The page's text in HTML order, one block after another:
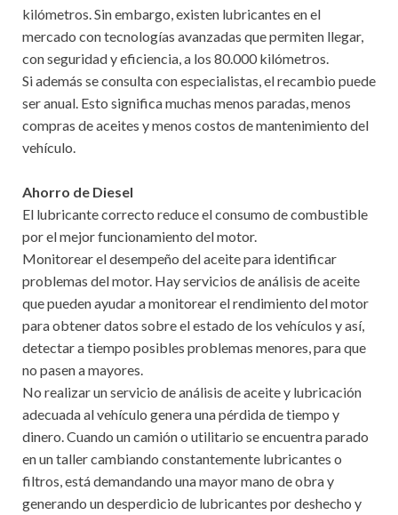
kilómetros. Sin embargo, existen lubricantes en el
mercado con tecnologías avanzadas que permiten llegar,
con seguridad y eficiencia, a los 80.000 kilómetros.
Si además se consulta con especialistas, el recambio puede
ser anual. Esto significa muchas menos paradas, menos
compras de aceites y menos costos de mantenimiento del
vehículo.
Ahorro de Diesel
El lubricante correcto reduce el consumo de combustible
por el mejor funcionamiento del motor.
Monitorear el desempeño del aceite para identificar
problemas del motor. Hay servicios de análisis de aceite
que pueden ayudar a monitorear el rendimiento del motor
para obtener datos sobre el estado de los vehículos y así,
detectar a tiempo posibles problemas menores, para que
no pasen a mayores.
No realizar un servicio de análisis de aceite y lubricación
adecuada al vehículo genera una pérdida de tiempo y
dinero. Cuando un camión o utilitario se encuentra parado
en un taller cambiando constantemente lubricantes o
filtros, está demandando una mayor mano de obra y
generando un desperdicio de lubricantes por deshecho y